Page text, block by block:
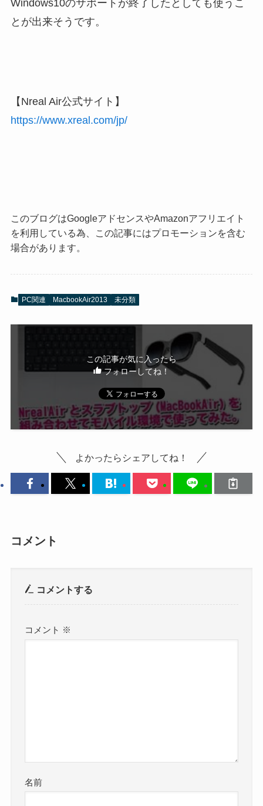
Windows10のサポートが終了したとしても使うこ
とが出来そうです。
【Nreal Air公式サイト】
https://www.xreal.com/jp/
このブログはGoogleアドセンスやAmazonアフリエイト
を利用している為、この記事にはプロモーションを含む
場合があります。
PC関連 MacbookAir2013 未分類
この記事が気に入ったら
フォローしてね！
よかったらシェアしてね！
コメント
コメントする
コメント ※
名前